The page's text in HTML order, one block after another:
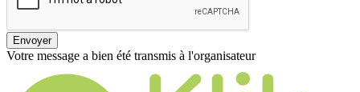
Envoyer
Votre message a bien été transmis à l'organisateur